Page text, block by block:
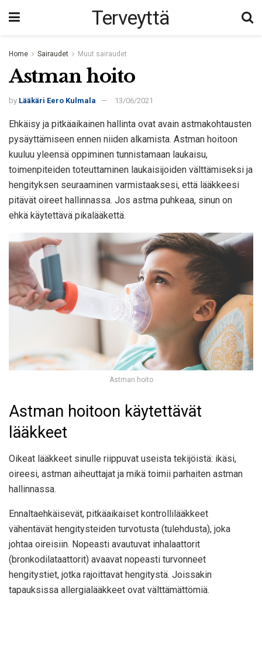
Terveyttä
Home Sairaudet Muut sairaudet
Astman hoito
by Lääkäri Eero Kulmala 13/06/2021
Ehkäisy ja pitkäaikainen hallinta ovat avain astmakohtausten
pysäyttämiseen ennen niiden alkamista. Astman hoitoon
kuuluu yleensä oppiminen tunnistamaan laukaisu,
toimenpiteiden toteuttaminen laukaisijoiden välttämiseksi ja
hengityksen seuraaminen varmistaaksesi, että lääkkeesi
pitävät oireet hallinnassa. Jos astma puhkeaa, sinun on
ehkä käytettävä pikalääkettä.
Astman hoito
Astman hoitoon käytettävät
lääkkeet
Oikeat lääkkeet sinulle riippuvat useista tekijöistä: ikäsi,
oireesi, astman aiheuttajat ja mikä toimii parhaiten astman
hallinnassa.
Ennaltaehkäisevät, pitkäaikaiset kontrollilääkkeet
vähentävät hengitysteiden turvotusta (tulehdusta), joka
johtaa oireisiin. Nopeasti avautuvat inhalaattorit
(bronkodilataattorit) avaavat nopeasti turvonneet
hengitystiet, jotka rajoittavat hengitystä. Joissakin
tapauksissa allergialääkkeet ovat välttämättömiä.